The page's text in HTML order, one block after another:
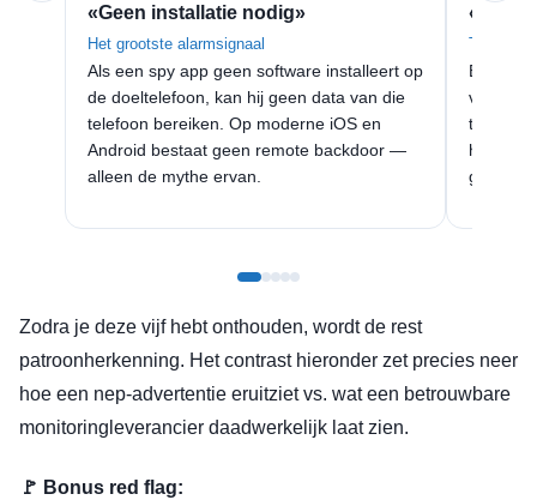
«Geen installatie nodig»
Het grootste alarmsignaal
Als een spy app geen software installeert op
de doeltelefoon, kan hij geen data van die
telefoon bereiken. Op moderne iOS en
Android bestaat geen remote backdoor —
alleen de mythe ervan.
«Voer
Een
voor
toegang
het
Zodra je deze vijf hebt onthouden, wordt de rest
patroonherkenning. Het contrast hieronder zet precies neer
hoe een nep-advertentie eruitziet vs. wat een betrouwbare
monitoringleverancier daadwerkelijk laat zien.
🚩 Bonus red flag: